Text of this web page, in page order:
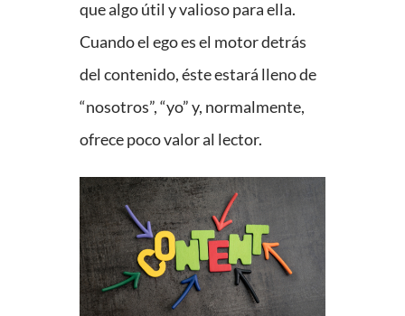
que algo útil y valioso para ella.
Cuando el ego es el motor detrás
del contenido, éste estará lleno de
“nosotros”, “yo” y, normalmente,
ofrece poco valor al lector.